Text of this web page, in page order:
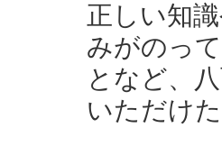
正しい知
みがのっ
となど、
いただけ